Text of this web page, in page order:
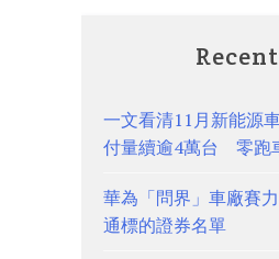
一文看清11月新能源
付量續逾4萬台 零跑
華為「問界」車廠賽
通標的證券名單